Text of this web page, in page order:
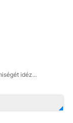
idéz...